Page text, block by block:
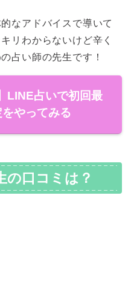
なアドバイスで導いて
リわからないけど辛く
占い師の先生です！
LINE占いで初回最
やってみる
の口コミは？